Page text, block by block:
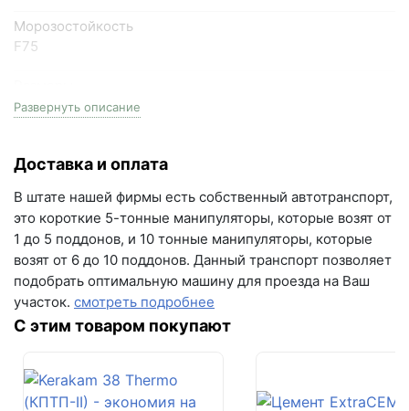
Написать в МАКС
Написать на почту
(вывеска "Мир кирпича")
пн-пт с 9:00 до 18:00
+7 (846) 215-16-16
+7 (993) 993-77-22
Написать в МАКС
Написать в Telegram
Написать на почту
Морозостойкость
F75
одинарный (1НФ), 250мм длина * 120мм ширина *
Фактор НФ
Вес
2.55 кг
На поддоне
448 шт
Фактура
Развернуть описание
Доставка и оплата
В штате нашей фирмы есть собственный автотранспорт,
это короткие 5-тонные манипуляторы, которые возят от
1 до 5 поддонов, и 10 тонные манипуляторы, которые
возят от 6 до 10 поддонов. Данный транспорт позволяет
подобрать оптимальную машину для проезда на Ваш
участок. смотреть подробнее
С этим товаром покупают